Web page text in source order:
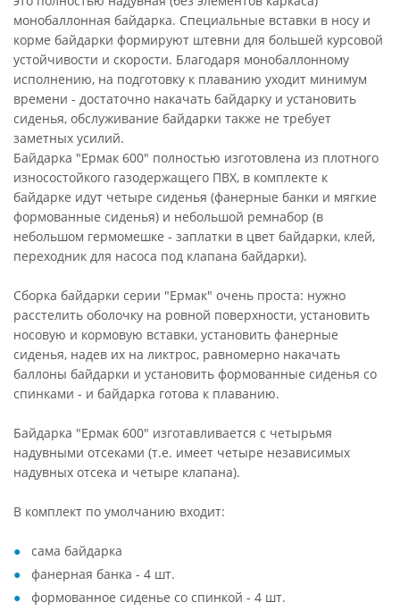
монобаллонная байдарка. Специальные вставки в носу и
корме байдарки формируют штевни для большей курсовой
устойчивости и скорости. Благодаря монобаллонному
исполнению, на подготовку к плаванию уходит минимум
времени - достаточно накачать байдарку и установить
сиденья, обслуживание байдарки также не требует
заметных усилий.
Байдарка "Ермак 600" полностью изготовлена из плотного
износостойкого газодержащего ПВХ, в комплекте к
байдарке идут четыре сиденья (фанерные банки и мягкие
формованные сиденья) и небольшой ремнабор (в
небольшом гермомешке - заплатки в цвет байдарки, клей,
переходник для насоса под клапана байдарки).
Сборка байдарки серии "Ермак" очень проста: нужно
расстелить оболочку на ровной поверхности, установить
носовую и кормовую вставки, установить фанерные
сиденья, надев их на ликтрос, равномерно накачать
баллоны байдарки и установить формованные сиденья со
спинками - и байдарка готова к плаванию.
Байдарка "Ермак 600" изготавливается с четырьмя
надувными отсеками (т.е. имеет четыре независимых
надувных отсека и четыре клапана).
В комплект по умолчанию входит:
сама байдарка
фанерная банка - 4 шт.
формованное сиденье со спинкой - 4 шт.